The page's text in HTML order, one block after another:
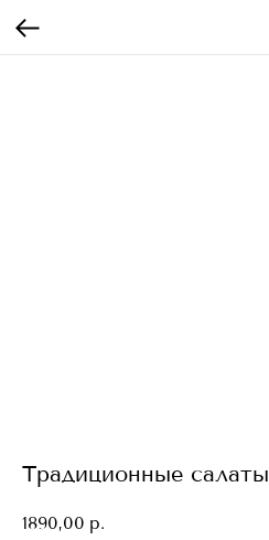
Традиционные салаты
1890,00 р.